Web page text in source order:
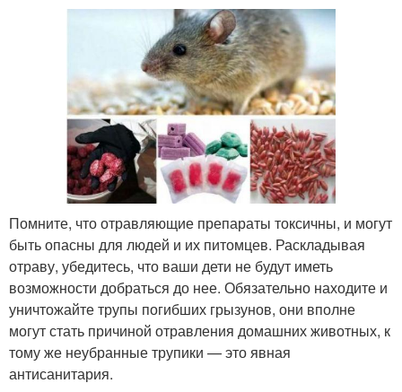
Помните, что отравляющие препараты токсичны, и могут
быть опасны для людей и их питомцев. Раскладывая
отраву, убедитесь, что ваши дети не будут иметь
возможности добраться до нее. Обязательно находите и
уничтожайте трупы погибших грызунов, они вполне
могут стать причиной отравления домашних животных, к
тому же неубранные трупики — это явная
антисанитария.